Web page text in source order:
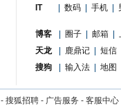
IT
数码 手机
博客 圈子 邮箱
天龙
鹿鼎记
短信
搜狗
输入法 地图
- 搜狐招聘 - 广告服务 - 客服中心